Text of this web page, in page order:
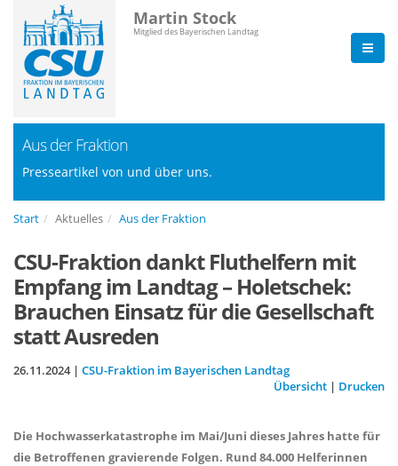
Martin Stock
Mitglied des Bayerischen Landtag
Aus der Fraktion
Presseartikel von und über uns.
Start Aktuelles Aus der Fraktion
CSU-Fraktion dankt Fluthelfern mit
Empfang im Landtag – Holetschek:
Brauchen Einsatz für die Gesellschaft
statt Ausreden
26.11.2024 | CSU-Fraktion im Bayerischen Landtag
Übersicht | Drucken
Die Hochwasserkatastrophe im Mai/Juni dieses Jahres hatte für
die Betroffenen gravierende Folgen. Rund 84.000 Helferinnen